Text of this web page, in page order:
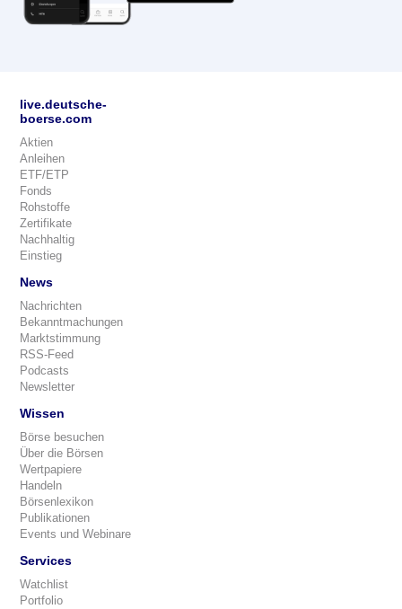
live.deutsche-
boerse.com
Aktien
Anleihen
ETF/ETP
Fonds
Rohstoffe
Zertifikate
Nachhaltig
Einstieg
News
Nachrichten
Bekanntmachungen
Marktstimmung
RSS-Feed
Podcasts
Newsletter
Wissen
Börse besuchen
Über die Börsen
Wertpapiere
Handeln
Börsenlexikon
Publikationen
Events und Webinare
Services
Watchlist
Portfolio